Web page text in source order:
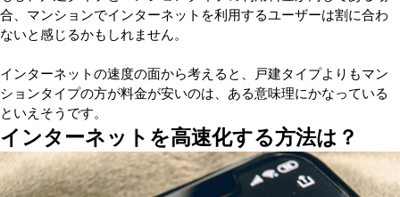
合、マンションでインターネットを利用するユーザーは割に合わ
ないと感じるかもしれません。
インターネットの速度の面から考えると、戸建タイプよりもマン
ションタイプの方が料金が安いのは、ある意味理にかなっている
といえそうです。
インターネットを高速化する方法は？